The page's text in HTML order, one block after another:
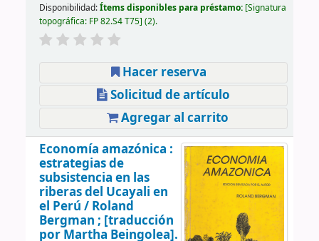
Disponibilidad:Ítems disponibles para préstamo: Signatura
topográfica: FP 82.S4 T75 (2).
Hacer reserva
Solicitud de artículo
Agregar al carrito
Economía amazónica :
estrategias de
subsistencia en las
riberas del Ucayali en
el Perú / Roland
Bergman ; [traducción
por Martha Beingolea].